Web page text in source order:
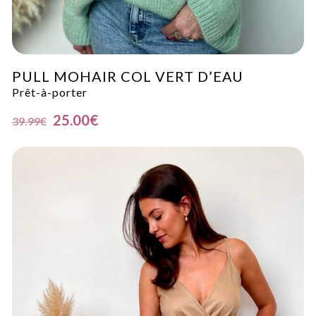
PULL MOHAIR COL VERT D’EAU
Prêt-à-porter
39.99€ 25.00€